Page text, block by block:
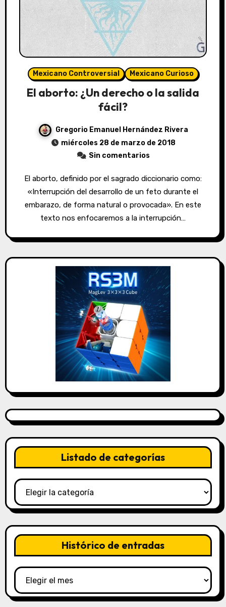
Mexicano Controversial Mexicano Curioso
El aborto: ¿Un derecho o la salida
fácil?
Gregorio Emanuel Hernández Rivera
miércoles 28 de marzo de 2018
Sin comentarios
El aborto, definido por el sagrado diccionario como:
«Interrupción del desarrollo de un feto durante el
embarazo, de forma natural o provocada». En este
texto nos enfocaremos a la interrupción…
Listado de categorías
Listado
de
categorías
Histórico de entradas
Histórico
de
entradas